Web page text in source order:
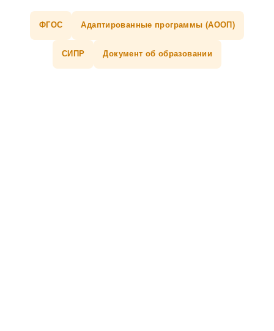
ФГОС Адаптированные программы (АООП)
СИПР Документ об образовании